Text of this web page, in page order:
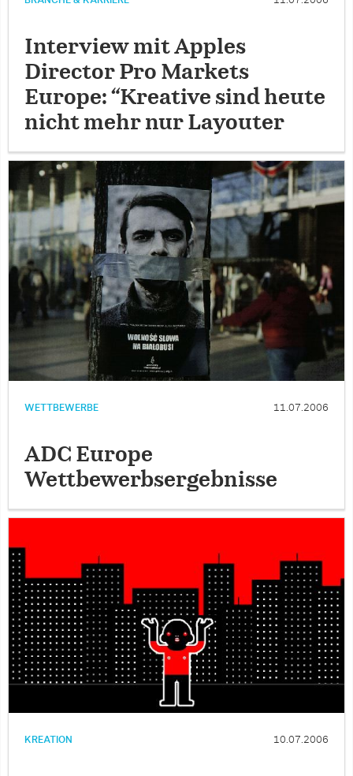
Interview mit Apples
Director Pro Markets
Europe: “Kreative sind heute
nicht mehr nur Layouter
WETTBEWERBE 11.07.2006
ADC Europe
Wettbewerbsergebnisse
KREATION 10.07.2006